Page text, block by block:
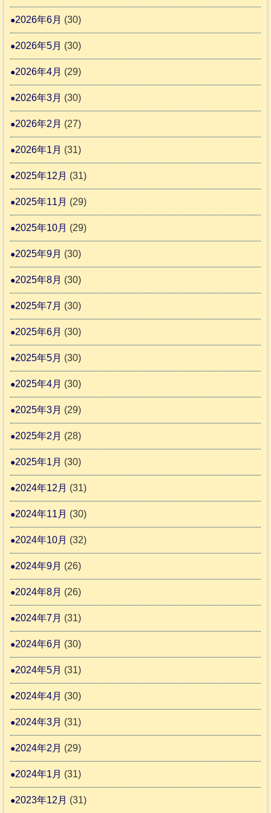
り
議
震
援
報
2026年6月 (30)
2026年5月 (30)
2026年4月 (29)
2026年3月 (30)
2026年2月 (27)
2026年1月 (31)
2025年12月 (31)
2025年11月 (29)
2025年10月 (29)
2025年9月 (30)
2025年8月 (30)
2025年7月 (30)
2025年6月 (30)
2025年5月 (30)
2025年4月 (30)
2025年3月 (29)
2025年2月 (28)
2025年1月 (30)
2024年12月 (31)
2024年11月 (30)
2024年10月 (32)
2024年9月 (26)
2024年8月 (26)
2024年7月 (31)
2024年6月 (30)
2024年5月 (31)
2024年4月 (30)
2024年3月 (31)
2024年2月 (29)
2024年1月 (31)
2023年12月 (31)